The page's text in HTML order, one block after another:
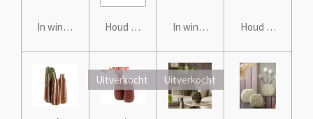
In winkelwagen Houd mij op de hoogteIn winkelwagen Houd mij op de
Uitverkocht Uitverkocht